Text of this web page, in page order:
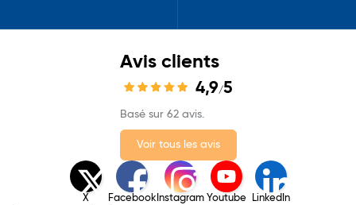
Avis clients
4,9/5
Basé sur 62 avis.
Voir tous les avis
X Facebook Instagram Youtube LinkedIn